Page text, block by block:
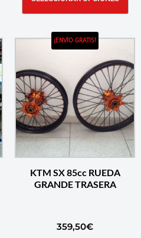
¡ENVÍO GRATIS!
KTM SX 85cc RUEDA
GRANDE TRASERA
359,50€